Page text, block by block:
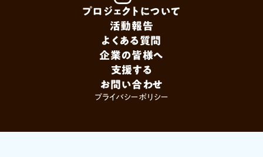
プロジェクトについて
活動報告
よくある質問
企業の皆様へ
支援する
お問い合わせ
プライバシーポリシー